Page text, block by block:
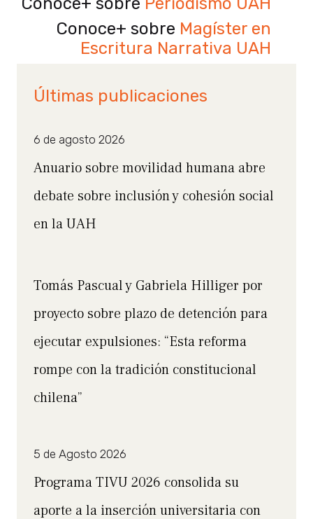
Conoce+ sobre Magíster en
Escritura Narrativa UAH
Últimas publicaciones
6 de agosto 2026
Anuario sobre movilidad humana abre
debate sobre inclusión y cohesión social
en la UAH
Tomás Pascual y Gabriela Hilliger por
proyecto sobre plazo de detención para
ejecutar expulsiones: “Esta reforma
rompe con la tradición constitucional
chilena”
5 de Agosto 2026
Programa TIVU 2026 consolida su
aporte a la inserción universitaria con